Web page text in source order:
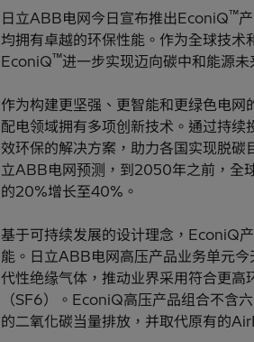
日立ABB电网今日宣布推出EconiQ™
均拥有卓越的环保性能。作为全球技
EconiQ™进一步实现迈向碳中和能源未
作为构建更坚强、更智能和更绿色电
配电领域拥有多项创新技术。通过持
效环保的解决方案，助力各国实现脱碳
立ABB电网预测，到2050年之前，全
的20%增长至40%。
基于可持续发展的设计理念，EconiQ
能。日立ABB电网高压产品业务单元
代性绝缘气体，推动业界采用符合更高
（SF6）。EconiQ高压产品组合不含
的二氧化碳当量排放，并取代原有的